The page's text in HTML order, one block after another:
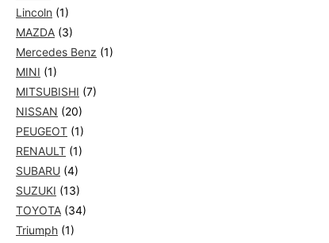
Lincoln (1)
MAZDA (3)
Mercedes Benz (1)
MINI (1)
MITSUBISHI (7)
NISSAN (20)
PEUGEOT (1)
RENAULT (1)
SUBARU (4)
SUZUKI (13)
TOYOTA (34)
Triumph (1)